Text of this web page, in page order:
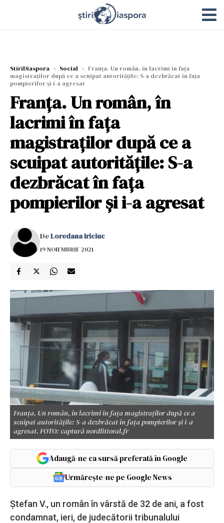
StiriDiaspora › Social › Franța. Un român, în lacrimi în fața
magistraților după ce a scuipat autoritățile: S-a dezbrăcat în fața
pompierilor și i-a agresat
Franța. Un român, în
lacrimi în fața
magistraților după ce a
scuipat autoritățile: S-a
dezbrăcat în fața
pompierilor și i-a agresat
DeLoredana Iriciuc
19 NOIEMBRIE 2021
Franța. Un român, în lacrimi în fața magistraților după ce a
scuipat autoritățile: S-a dezbrăcat în fața pompierilor și i-a
agresat. FOTO: captură nordlittoral.fr
Adaugă-ne ca sursă preferată în Google
Urmărește-ne pe Google News
Ștefan V., un român în vârstă de 32 de ani, a fost
condamnat, ieri, de judecătorii tribunalului